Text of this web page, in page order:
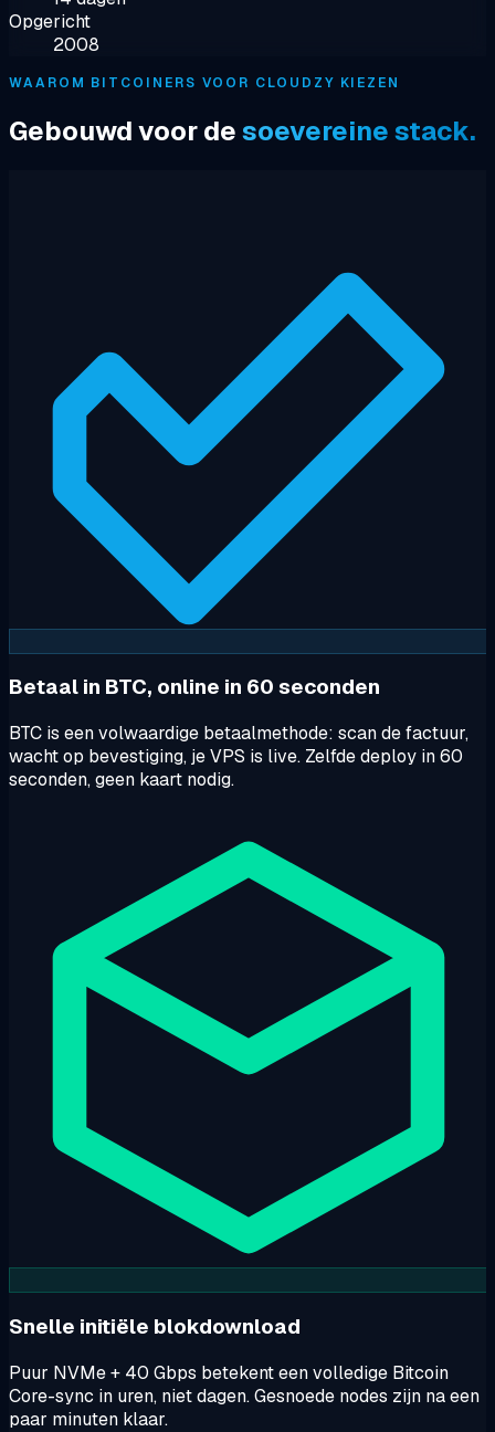
Opgericht
2008
WAAROM BITCOINERS VOOR CLOUDZY KIEZEN
Gebouwd voor desoevereine stack.
Betaal in BTC, online in 60 seconden
BTC is een volwaardige betaalmethode: scan de factuur,
wacht op bevestiging, je VPS is live. Zelfde deploy in 60
seconden, geen kaart nodig.
Snelle initiële blokdownload
Puur NVMe + 40 Gbps betekent een volledige Bitcoin
Core-sync in uren, niet dagen. Gesnoede nodes zijn na een
paar minuten klaar.